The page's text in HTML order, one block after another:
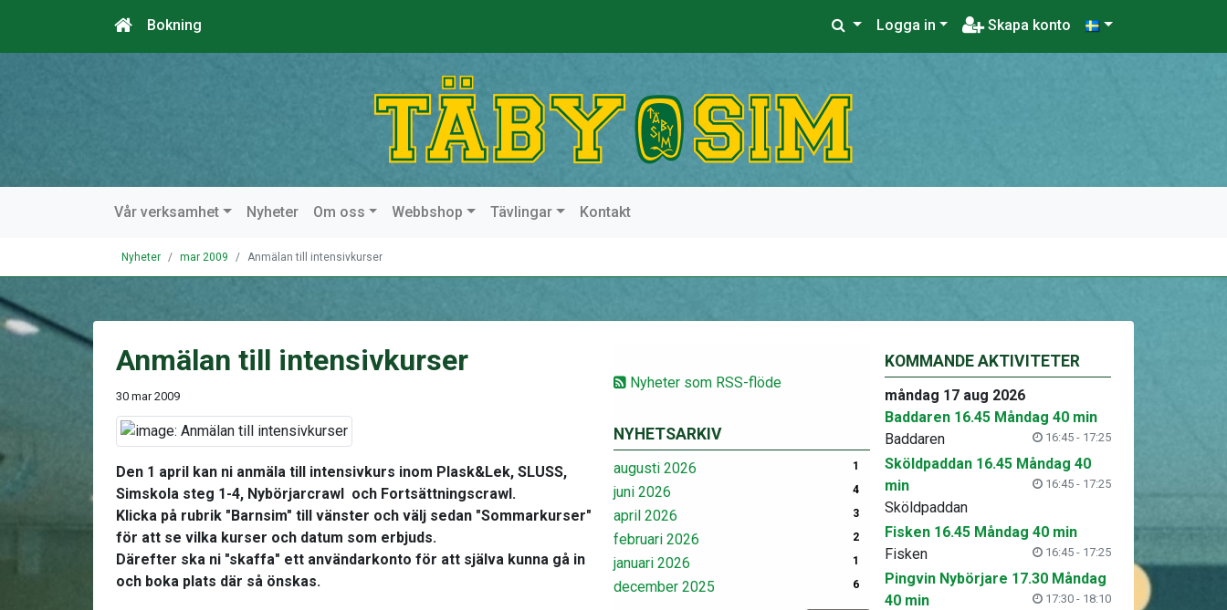
Bokning Logga in Skapa konto
Vår verksamhet Nyheter Om oss Webbshop Tävlingar Kontakt
Nyheter mar 2009 Anmälan till intensivkurser
Nyheter som RSS-flöde
NYHETSARKIV
augusti 2026 1
juni 2026 4
april 2026 3
februari 2026 2
januari 2026 1
december 2025 6
Anmälan till intensivkurser
30 mar 2009
Den 1 april kan ni anmäla till intensivkurs inom Plask&Lek, SLUSS,
Simskola steg 1-4, Nybörjarcrawl och Fortsättningscrawl.
Klicka på rubrik "Barnsim" till vänster och välj sedan "Sommarkurser"
för att se vilka kurser och datum som erbjuds.
Därefter ska ni "skaffa" ett användarkonto för att själva kunna gå in
och boka plats där så önskas.
KOMMANDE AKTIVITETER
måndag 17 aug 2026
Baddaren 16.45 Måndag 40 min
16:45 - 17:25
Baddaren
Sköldpaddan 16.45 Måndag 40
min
16:45 - 17:25
Sköldpaddan
Fisken 16.45 Måndag 40 min
16:45 - 17:25
Fisken
Pingvin Nybörjare 17.30 Måndag
40 min
17:30 - 18:10